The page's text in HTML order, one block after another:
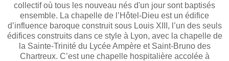
collectif où tous les nouveau nés d'un jour sont baptisés
ensemble. La chapelle de l’Hôtel-Dieu est un édifice
d’influence baroque construit sous Louis XIII, l’un des seuls
édifices construits dans ce style à Lyon, avec la chapelle de
la Sainte-Trinité du Lycée Ampère et Saint-Bruno des
Chartreux. C’est une chapelle hospitalière accolée à